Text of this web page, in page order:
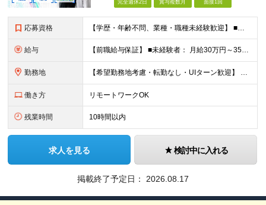
完全週休2日 賞与複数月 面接1回
応募資格 【学歴・年齢不問、業種・職種未経験歓迎】 ■何らかの社会人経験がある方（3年以上） ※前職での経験や業務知識などを活かし、 将来性の高いAI・DX業界で活躍したい方歓迎！ ★入社前面談・アンケートあ
給与 【前職給与保証】 ■未経験者： 月給30万円～35万円 ■ローキャリア（経験目安1年程度）： 月給35万円～40万円 ■経験者（経験目安3年以上）： 月給40万円～60万円 ■即戦力（経験目安5年以上
勤務地 【希望勤務地考慮・転勤なし・UIターン歓迎】 本社（東京都新宿区大京町）および首都圏の勤務先 ★リモートワーク応相談 ★上京を希望する地方在住者の方も大歓迎！ ★横浜に営業拠点開設 神奈川県内や神
働き方 リモートワークOK
残業時間 10時間以内
求人を見る 検討中に入れる
掲載終了予定日： 2026.08.17